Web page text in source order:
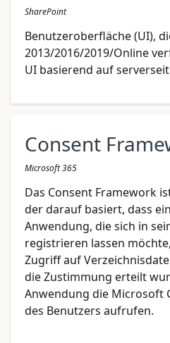
SharePoint
Benutzeroberfläche (UI),
2013/2016/2019/Online
UI basierend auf
Consent
Microsoft 365
Das Consent Framework
der darauf basiert, dass
Anwendung, die sich in
registrieren lassen
Zugriff auf
die Zustimmung erteilt
Anwendung die Microsoft
des Benutzers aufrufen.